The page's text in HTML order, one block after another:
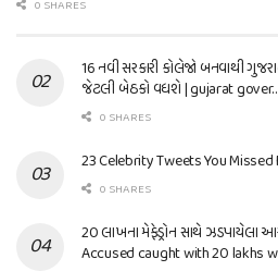
0 SHARES
16 નવી સરકારી કોલેજો બનવાથી
જેટલી બેઠકો વધશે | gujarat
0 SHARES
23 Celebrity Tweets You
0 SHARES
20 લાખના મેફેડ્રોન સાથે ઝડપાયેલા
Accused caught with 20 lakhs